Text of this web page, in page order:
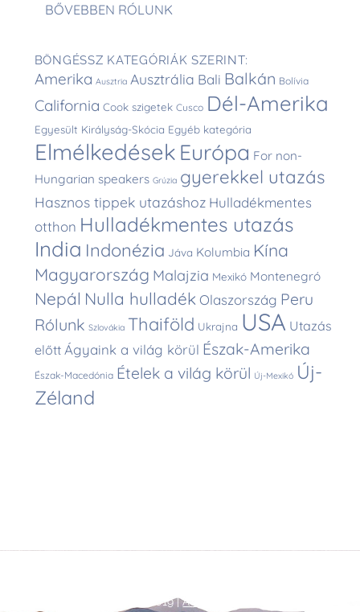
BŐVEBBEN RÓLUNK
BÖNGÉSSZ KATEGÓRIÁK SZERINT:
Amerika Ausztria Ausztrália Bali Balkán Bolívia
California Cook szigetek Cusco Dél-Amerika
Egyesült Királyság-Skócia Egyéb kategória
Elmélkedések Európa For non-
Hungarian speakers Grúzia gyerekkel utazás
Hasznos tippek utazáshoz Hulladékmentes
otthon Hulladékmentes utazás
India Indonézia Jáva Kolumbia Kína
Magyarország Malajzia Mexikó Montenegró
Nepál Nulla hulladék Olaszország Peru
Rólunk Szlovákia Thaiföld Ukrajna USA Utazás
előtt Ágyaink a világ körül Észak-Amerika
Észak-Macedónia Ételek a világ körül Új-Mexikó Új-
Zéland
2019 |Adatkezelési tájékoztató